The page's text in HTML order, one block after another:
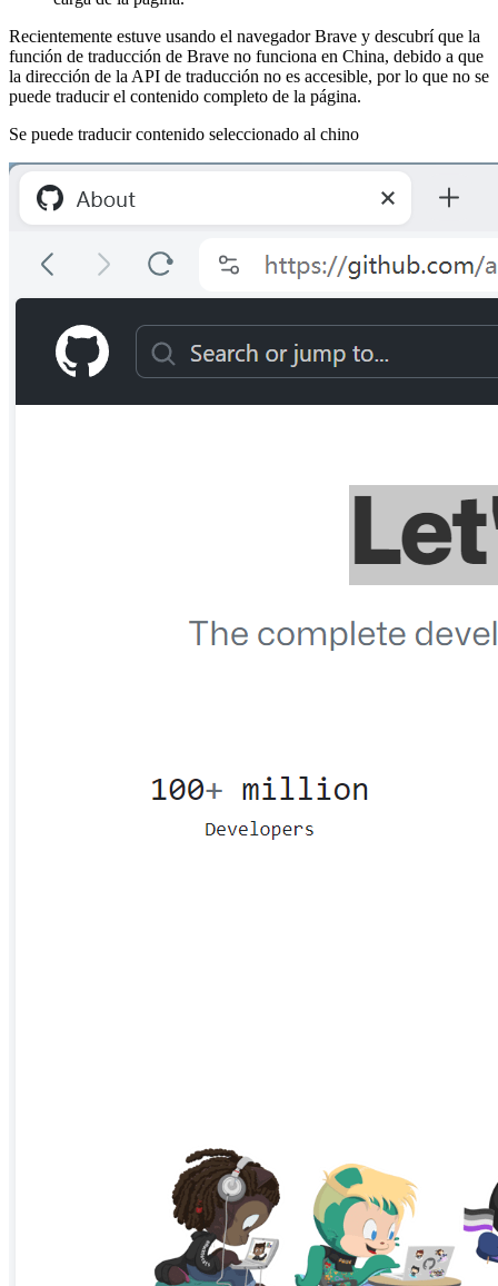
Recientemente estuve usando el navegador Brave y descubrí que la
función de traducción de Brave no funciona en China, debido a que
la dirección de la API de traducción no es accesible, por lo que no se
puede traducir el contenido completo de la página.
Se puede traducir contenido seleccionado al chino